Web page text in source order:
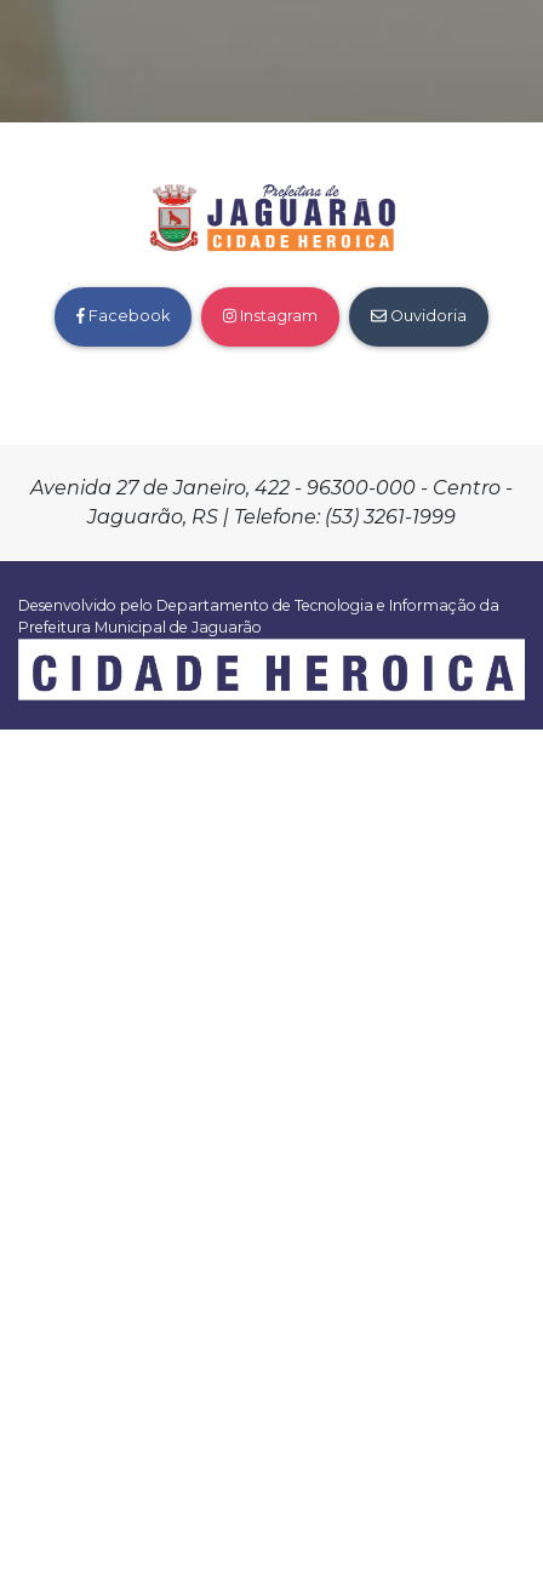
Facebook Instagram Ouvidoria
Avenida 27 de Janeiro, 422 - 96300-000 - Centro -
Jaguarão, RS | Telefone: (53) 3261-1999
Desenvolvido pelo Departamento de Tecnologia e Informação da
Prefeitura Municipal de Jaguarão